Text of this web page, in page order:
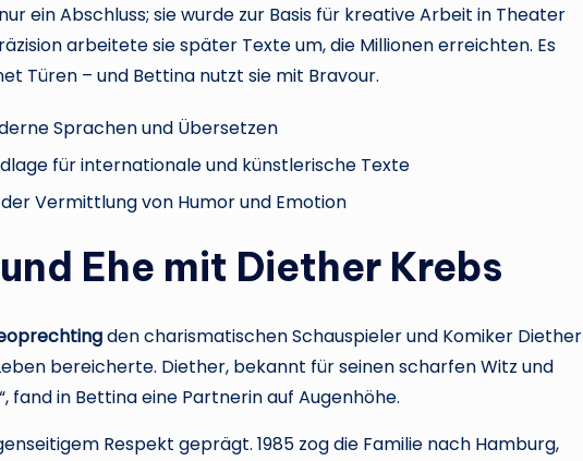
ein Abschluss; sie wurde zur Basis für kreative Arbeit in Theater
arbeitete sie später Texte um, die Millionen erreichten. Es
Türen – und Bettina nutzt sie mit Bravour.
Sprachen und Übersetzen
für internationale und künstlerische Texte
Vermittlung von Humor und Emotion
Ehe mit Diether Krebs
den charismatischen Schauspieler und Komiker Diether
bereicherte. Diether, bekannt für seinen scharfen Witz und
fand in Bettina eine Partnerin auf Augenhöhe.
Respekt geprägt. 1985 zog die Familie nach Hamburg,